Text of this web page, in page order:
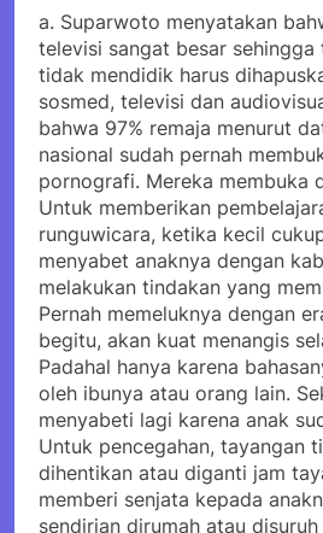
a. Suparwoto menyatakan
televisi sangat besar sehingga
tidak mendidik harus
sosmed, televisi dan
bahwa 97% remaja menurut
nasional sudah pernah
pornografi. Mereka membuka
Untuk memberikan
runguwicara, ketika kecil
menyabet anaknya dengan
melakukan tindakan yang
Pernah memeluknya dengan
begitu, akan kuat menangis
Padahal hanya karena
oleh ibunya atau orang lain.
menyabeti lagi karena anak
Untuk pencegahan, tayangan
dihentikan atau diganti jam
memberi senjata kepada
sendirian dirumah atau